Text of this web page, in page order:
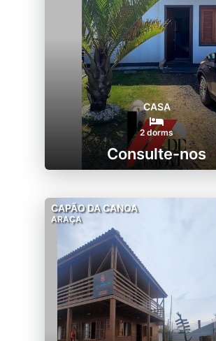
CASA
2 dorms
Consulte-nos
CAPÃO DA CANOA
ARAÇA